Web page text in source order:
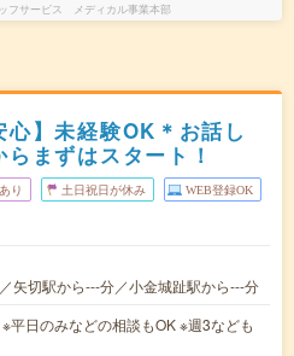
フサービス メディカル事業本部
心】未経験OK＊お話し
まずはスタート！
り 土日祝日が休み WEB登録OK
矢切駅から---分／小金城趾駅から---分
平日のみなどの相談もOK ※週3なども